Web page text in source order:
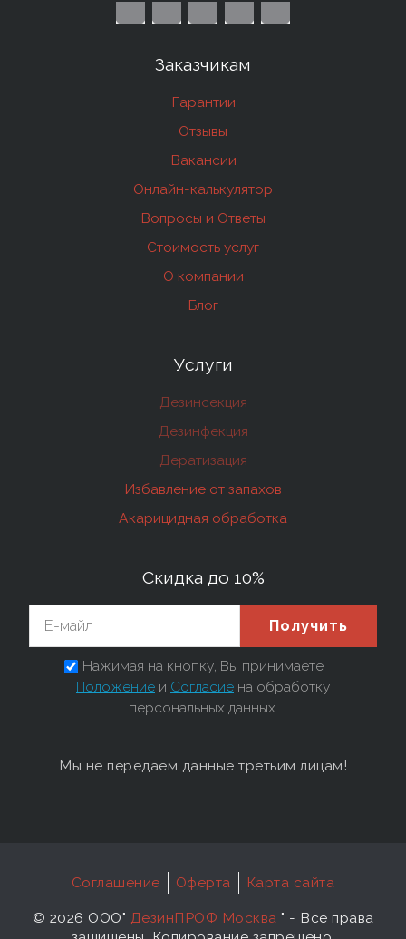
Заказчикам
Гарантии
Отзывы
Вакансии
Онлайн-калькулятор
Вопросы и Ответы
Стоимость услуг
О компании
Блог
Услуги
Дезинсекция
Дезинфекция
Дератизация
Избавление от запахов
Акарицидная обработка
Скидка до 10%
Получить
Нажимая на кнопку, Вы принимаете
Положение и Согласие на обработку
персональных данных.
Мы не передаем данные третьим лицам!
Соглашение Оферта Карта сайта
© 2026 ООО" ДезинПРОФ Москва " - Все права